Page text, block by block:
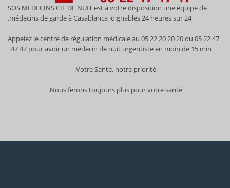
SOS MEDECINS CIL DE NUIT est à votre disposition une équipe de
médecins de garde à Casablanca joignables 24 heures sur 24.
Appelez le centre de régulation médicale au 05 22 20 20 20 ou 05 22 47
47 47 pour avoir un médecin de nuit urgentiste en moin de 15 min.
Votre Santé, notre priorité.
Nous ferons toujours plus pour votre santé.